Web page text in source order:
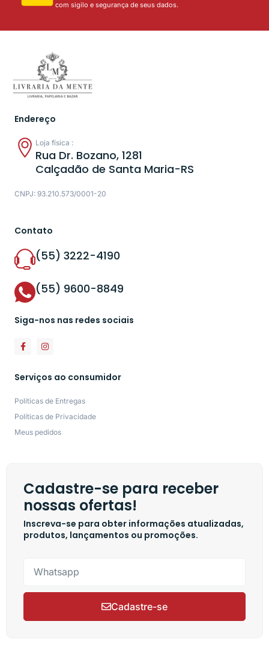
com sigilo e segurança de seus dados.
Endereço
Loja física :
Rua Dr. Bozano, 1281
Calçadão de Santa Maria-RS
CNPJ: 93.210.573/0001-20
Contato
(55) 3222-4190
(55) 9600-8849
Siga-nos nas redes sociais
Serviços ao consumidor
Políticas de Entregas
Políticas de Privacidade
Meus pedidos
Cadastre-se para receber
nossas ofertas!
Inscreva-se para obter informações atualizadas,
produtos, lançamentos ou promoções.
Cadastre-se